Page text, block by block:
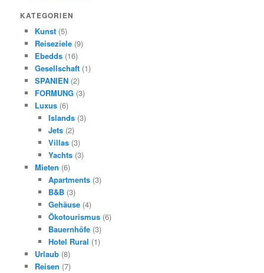
KATEGORIEN
Kunst (5)
Reiseziele (9)
Ebedds (16)
Gesellschaft (1)
SPANIEN (2)
FORMUNG (3)
Luxus (6)
Islands(3)
Jets(2)
Villas(3)
Yachts(3)
Mieten (6)
Apartments(3)
B&B(3)
Gehäuse(4)
Ökotourismus(6)
Bauernhöfe(3)
Hotel Rural (1)
Urlaub (8)
Reisen (7)